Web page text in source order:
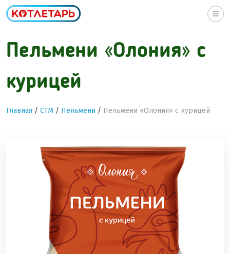
Пельмени «Олония» с
курицей
Главная / СТМ / Пельмени / Пельмени «Олония» с курицей